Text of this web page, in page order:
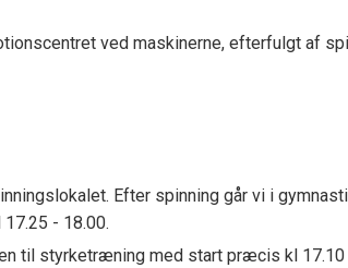
ved maskinerne, efterfulgt af
Efter spinning går vi i
- 18.00.
til styrketræning med start præcis kl 17.10